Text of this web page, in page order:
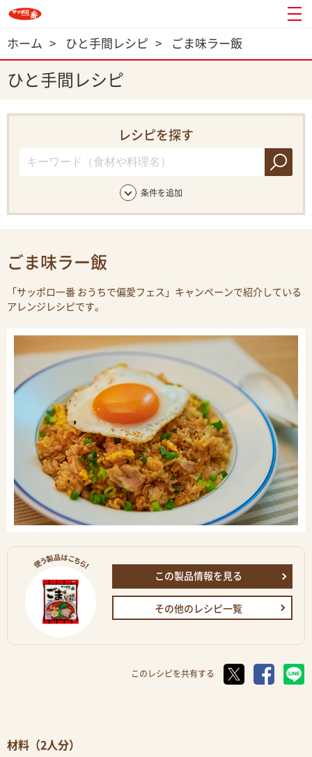
ホーム > ひと手間レシピ > ごま味ラー飯
ひと手間レシピ
レシピを探す
条件を追加
ごま味ラー飯
「サッポロ一番 おうちで偏愛フェス」キャンペーンで紹介している
アレンジレシピです。
この製品情報を見る
その他のレシピ一覧
このレシピを共有する
材料（2人分）